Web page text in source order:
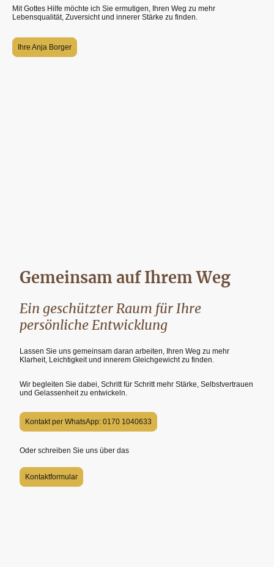
Mit Gottes Hilfe möchte ich Sie ermutigen, Ihren Weg zu mehr
Lebensqualität, Zuversicht und innerer Stärke zu finden.
Ihre Anja Borger
Gemeinsam auf Ihrem Weg
Ein geschützter Raum für Ihre
persönliche Entwicklung
Lassen Sie uns gemeinsam daran arbeiten, Ihren Weg zu mehr
Klarheit, Leichtigkeit und innerem Gleichgewicht zu finden.
Wir begleiten Sie dabei, Schritt für Schritt mehr Stärke, Selbstvertrauen
und Gelassenheit zu entwickeln.
Kontakt per WhatsApp: 0170 1040633
Oder schreiben Sie uns über das
Kontaktformular